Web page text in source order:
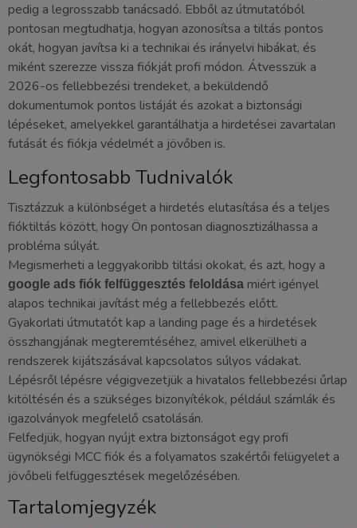
pedig a legrosszabb tanácsadó. Ebből az útmutatóból
pontosan megtudhatja, hogyan azonosítsa a tiltás pontos
okát, hogyan javítsa ki a technikai és irányelvi hibákat, és
miként szerezze vissza fiókját profi módon. Átvesszük a
2026-os fellebbezési trendeket, a beküldendő
dokumentumok pontos listáját és azokat a biztonsági
lépéseket, amelyekkel garantálhatja a hirdetései zavartalan
futását és fiókja védelmét a jövőben is.
Legfontosabb Tudnivalók
Tisztázzuk a különbséget a hirdetés elutasítása és a teljes
fióktiltás között, hogy Ön pontosan diagnosztizálhassa a
probléma súlyát.
Megismerheti a leggyakoribb tiltási okokat, és azt, hogy a
google ads fiók felfüggesztés feloldása miért igényel
alapos technikai javítást még a fellebbezés előtt.
Gyakorlati útmutatót kap a landing page és a hirdetések
összhangjának megteremtéséhez, amivel elkerülheti a
rendszerek kijátszásával kapcsolatos súlyos vádakat.
Lépésről lépésre végigvezetjük a hivatalos fellebbezési űrlap
kitöltésén és a szükséges bizonyítékok, például számlák és
igazolványok megfelelő csatolásán.
Felfedjük, hogyan nyújt extra biztonságot egy profi
ügynökségi MCC fiók és a folyamatos szakértői felügyelet a
jövőbeli felfüggesztések megelőzésében.
Tartalomjegyzék